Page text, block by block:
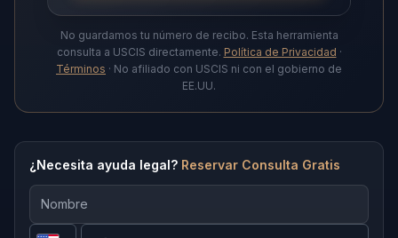
No guardamos tu número de recibo. Esta herramienta
consulta a USCIS directamente. Política de Privacidad ·
Términos · No afiliado con USCIS ni con el gobierno de
EE.UU.
¿Necesita ayuda legal? Reservar Consulta Gratis